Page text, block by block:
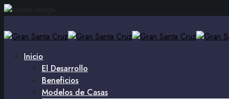
Inicio
El Desarrollo
Beneficios
Modelos de Casas